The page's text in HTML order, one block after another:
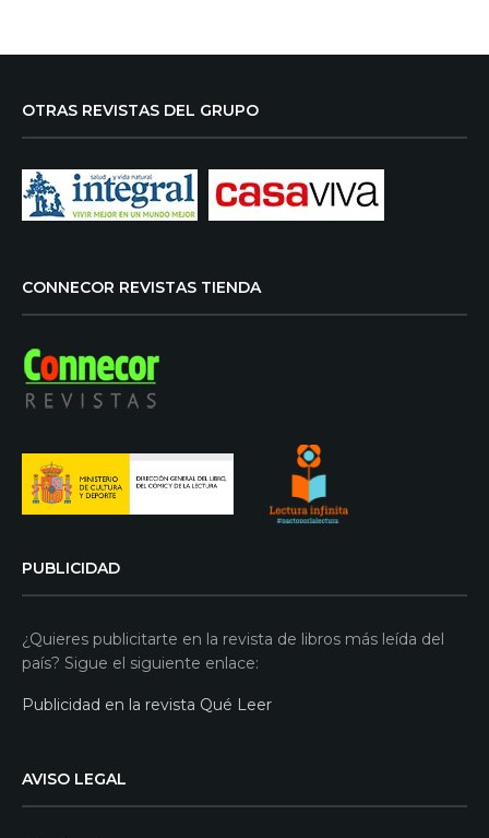
OTRAS REVISTAS DEL GRUPO
CONNECOR REVISTAS TIENDA
PUBLICIDAD
¿Quieres publicitarte en la revista de libros más leída del
país? Sigue el siguiente enlace:
Publicidad en la revista Qué Leer
AVISO LEGAL